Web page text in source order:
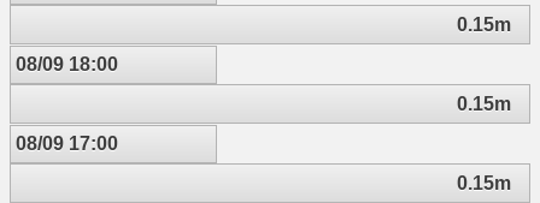
0.15m
08/09 18:00
0.15m
08/09 17:00
0.15m